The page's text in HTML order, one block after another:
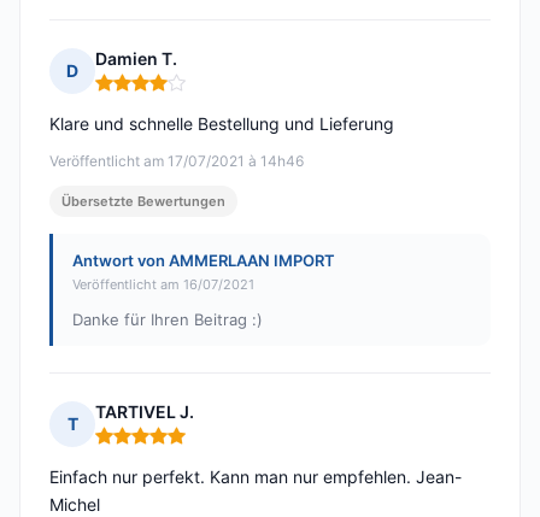
D
Damien T.
Hinweis: 4 von 5
Veröffentlicht am 17/07/2021 à 14h46
Klare und schnelle Bestellung und Lieferung
Übersetzte Bewertungen
Antwort von AMMERLAAN IMPORT
Veröffentlicht am 16/07/2021
Danke für Ihren Beitrag :)
T
TARTIVEL J.
Hinweis: 5 von 5
Einfach nur perfekt. Kann man nur empfehlen. Jean-
Michel